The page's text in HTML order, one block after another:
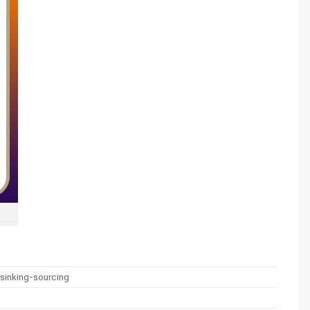
sourcing